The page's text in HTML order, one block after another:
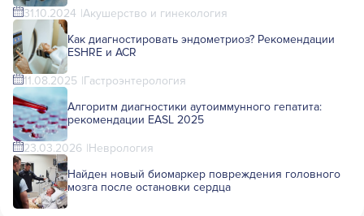
31.10.2024 Акушерство и гинекология
Как диагностировать эндометриоз? Рекомендации
ESHRE и ACR
11.08.2025 Гастроэнтерология
Алгоритм диагностики аутоиммунного гепатита:
рекомендации EASL 2025
23.03.2026 Неврология
Найден новый биомаркер повреждения головного
мозга после остановки сердца